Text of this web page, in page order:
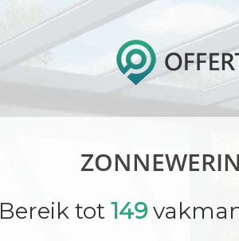
Bereik tot 149